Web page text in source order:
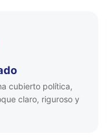
cubierto política,
claro, riguroso y